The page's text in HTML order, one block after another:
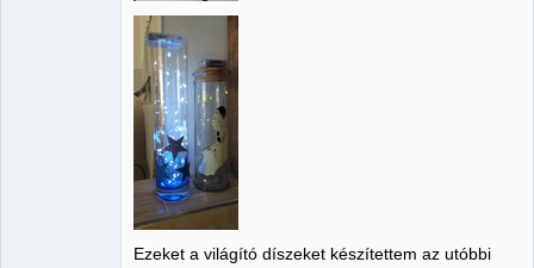
Ezeket a világító díszeket készítettem az utóbbi